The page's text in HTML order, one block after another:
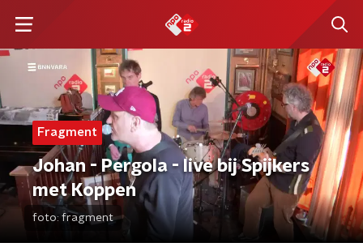
Fragment
Johan - Pergola - live bij Spijkers
met Koppen
foto: fragment